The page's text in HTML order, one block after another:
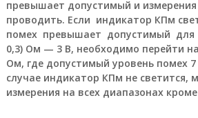
а
н
и
е
,
о
н
превышает допустимый и измерения
проводить. Если индикатор КПм
помех превышает допустимый
0,3) Ом — 3 В, необходимо перейти
Ом, где допустимый уровень помех 7
случае индикатор КПм не светится,
измерения на всех диапазонах